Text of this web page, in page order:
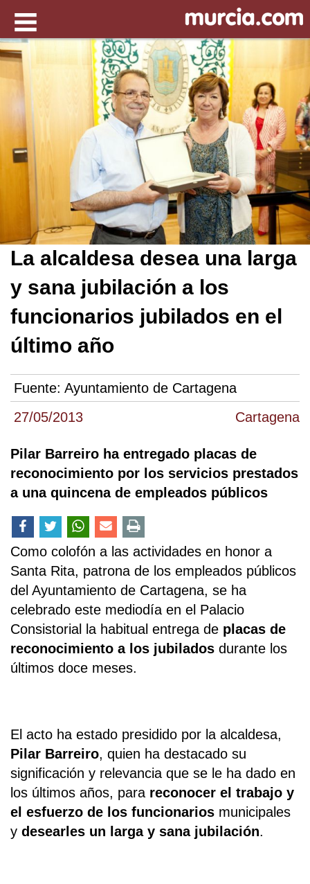
27/05/2013 Cartagena
La alcaldesa desea una larga
y sana jubilación a los
funcionarios jubilados en el
último año
Fuente: Ayuntamiento de Cartagena
Pilar Barreiro ha entregado placas de
reconocimiento por los servicios prestados
a una quincena de empleados públicos
Como colofón a las actividades en honor a
Santa Rita, patrona de los empleados públicos
del Ayuntamiento de Cartagena, se ha
celebrado este mediodía en el Palacio
Consistorial la habitual entrega de placas de
reconocimiento a los jubilados durante los
últimos doce meses.
El acto ha estado presidido por la alcaldesa,
Pilar Barreiro, quien ha destacado su
significación y relevancia que se le ha dado en
los últimos años, para reconocer el trabajo y
el esfuerzo de los funcionarios municipales
y desearles un larga y sana jubilación.